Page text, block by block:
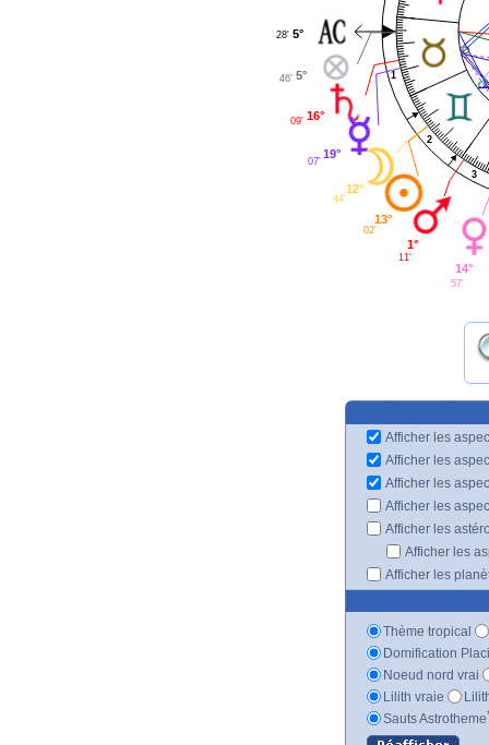
1
2
3
5°
28'
5°
46'
16°
09'
19°
07'
12°
44'
13°
02'
1°
11'
14°
57'
Afficher les
Afficher les
Afficher les
Afficher les
Afficher les
Afficher les
Afficher les
Thème tropical
Domification
Noeud nord vrai
Lilith vraie
Sauts Astrotheme